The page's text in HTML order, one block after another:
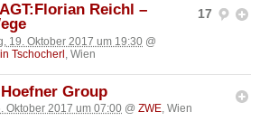
17
Reichl –
19. Oktober 2017 um 19:30 @
Tschocherl , Wien
Group
Oktober 2017 um 07:00 @ ZWE, Wien